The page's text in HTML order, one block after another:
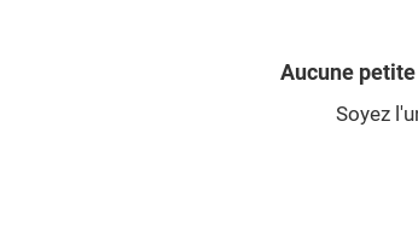
Aucune
Soyez